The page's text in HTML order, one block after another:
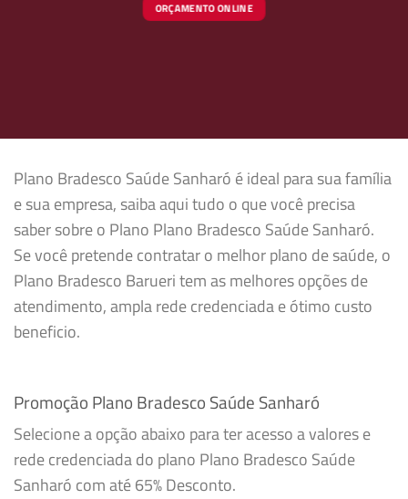
ORÇAMENTO ONLINE
Plano Bradesco Saúde Sanharó é ideal para sua família
e sua empresa, saiba aqui tudo o que você precisa
saber sobre o Plano Plano Bradesco Saúde Sanharó.
Se você pretende contratar o melhor plano de saúde, o
Plano Bradesco Barueri tem as melhores opções de
atendimento, ampla rede credenciada e ótimo custo
beneficio.
Promoção Plano Bradesco Saúde Sanharó
Selecione a opção abaixo para ter acesso a valores e
rede credenciada do plano Plano Bradesco Saúde
Sanharó com até 65% Desconto.